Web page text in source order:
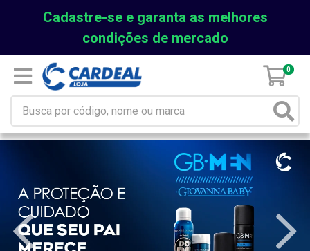
Cadastre-se e garanta as melhores
condições de mercado
0